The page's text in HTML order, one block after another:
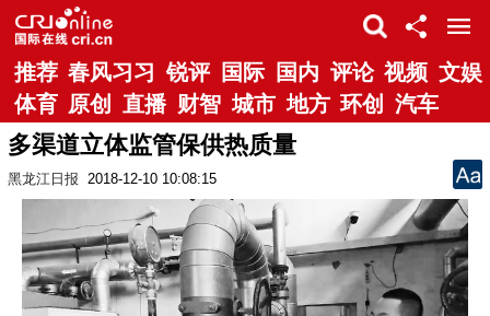
推荐 春风习习 锐评 国际 国内 评论 视频 文娱
体育 原创 直播 财智 城市 地方 环创 汽车
多渠道立体监管保供热质量
黑龙江日报 2018-12-10 10:08:15